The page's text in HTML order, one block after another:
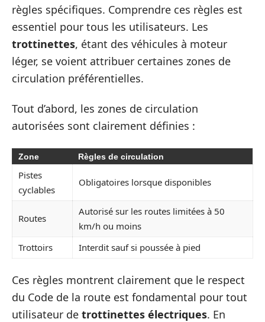
règles spécifiques. Comprendre ces règles est
essentiel pour tous les utilisateurs. Les
trottinettes, étant des véhicules à moteur
léger, se voient attribuer certaines zones de
circulation préférentielles.
Tout d’abord, les zones de circulation
autorisées sont clairement définies :
Zone Règles de circulation
Pistes
cyclables
Obligatoires lorsque disponibles
Routes
Autorisé sur les routes limitées à 50
km/h ou moins
Trottoirs
Interdit sauf si poussée à pied
Ces règles montrent clairement que le respect
du Code de la route est fondamental pour tout
utilisateur de trottinettes électriques. En